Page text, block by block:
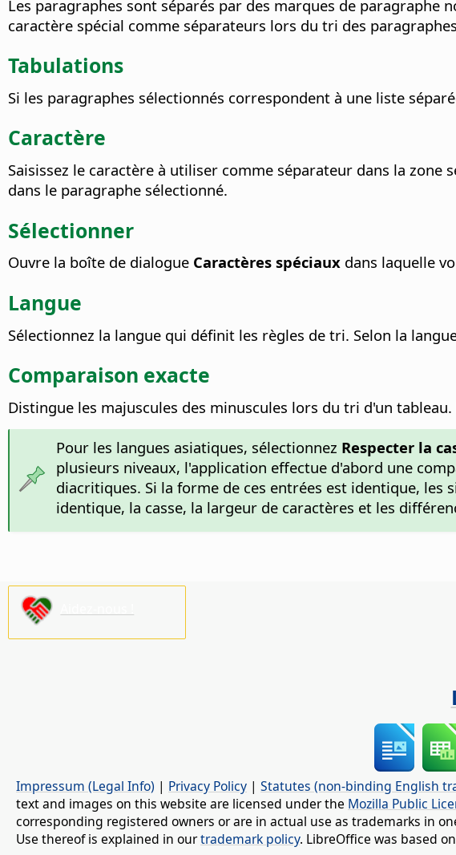
Les paragraphes sont séparés par des marques de
caractère spécial comme séparateurs lors du tri des
Tabulations
Si les paragraphes sélectionnés correspondent à une liste
Caractère
Saisissez le caractère à utiliser comme séparateur dans la zone
dans le paragraphe sélectionné.
Sélectionner
Ouvre la boîte de dialogue Caractères spéciaux dans laquelle
Langue
Sélectionnez la langue qui définit les règles de tri. Selon la
Comparaison exacte
Distingue les majuscules des minuscules lors du tri d'un
Pour les langues asiatiques, sélectionnez Respecter la
plusieurs niveaux, l'application effectue d'abord une
diacritiques. Si la forme de ces entrées est identique,
identique, la casse, la largeur de caractères et les
Impressum (Legal Info) | Privacy Policy | Statutes (non-binding English
text and images on this website are licensed under the Mozilla Public
corresponding registered owners or are in actual use as trademarks in
Use thereof is explained in ourtrademark policy. LibreOffice was based